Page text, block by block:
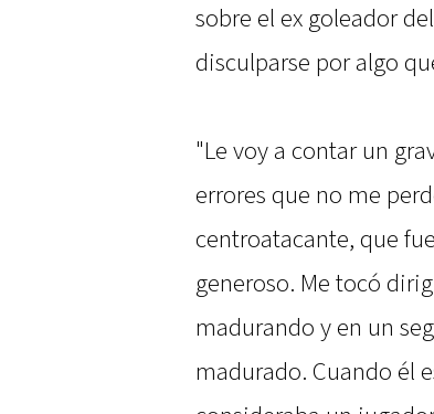
sobre el ex goleador
disculparse por algo
"Le voy a contar un
errores que no me
centroatacante, que
generoso. Me tocó
madurando y en un
madurado. Cuando él